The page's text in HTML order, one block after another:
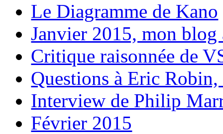
Le Diagramme de Kano
Janvier 2015, mon blog
Critique raisonnée de
Questions à Eric
Interview de Philip
Février 2015